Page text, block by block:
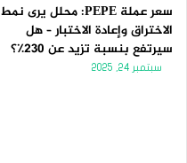
سعر عملة PEPE: محلل يرى نمط
الاختراق وإعادة الاختبار – هل
سيرتفع بنسبة تزيد عن 230٪؟
سبتمبر 24, 2025